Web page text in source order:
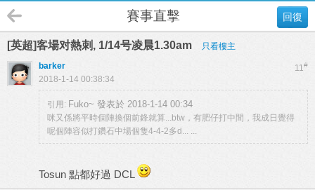
回復
賽事直擊
[英超]客場对熱刺, 1/14号凌晨1.30am 只看樓主
11#
barker
2018-1-14 00:38:34
引用: Fuko~ 發表於 2018-1-14 00:34
咪又係將平時個陣換個前鋒就算...btw，有肥仔打中間，我成日覺得
呢個陣容似打鑽石中場個隻4-4-2多d... ...
Tosun 點都好過 DCL